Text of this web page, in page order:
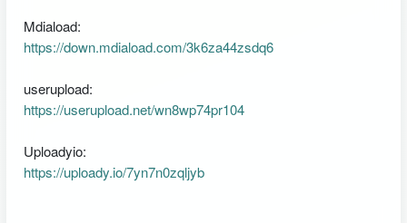
Mdiaload:
https://down.mdiaload.com/3k6za44zsdq6
userupload:
https://userupload.net/wn8wp74pr104
Uploadyio:
https://uploady.io/7yn7n0zqljyb